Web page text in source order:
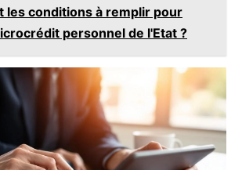
les conditions à remplir pour
personnel de l'Etat ?